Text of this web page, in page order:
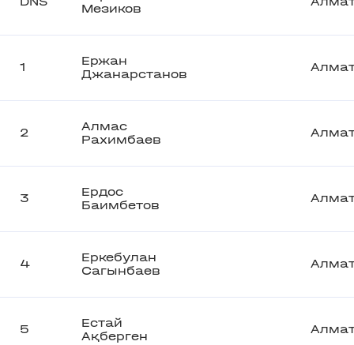
Мезиков
1
Ержан
Джанарстанов
2
Алмас
Рахимбаев
3
Ердос
Баимбетов
4
Еркебулан
Сагынбаев
5
Естай
Ақберген